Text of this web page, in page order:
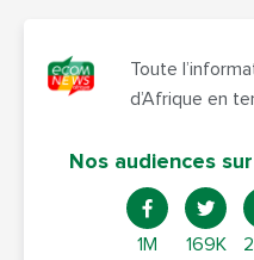
Toute
d’Afrique en
Nos audiences
1M 169K